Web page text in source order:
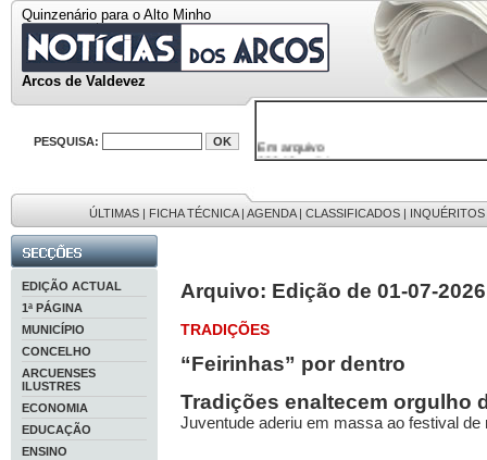
Quinzenário para o Alto Minho
Arcos de Valdevez
PESQUISA: Em arquivo
32646 notícias
9886 mensagens
201 registos
ÚLTIMAS | FICHA TÉCNICA| AGENDA| CLASSIFICADOS | INQUÉRITOS
EDIÇÃO ACTUAL
1ª PÁGINA
MUNICÍPIO
CONCELHO
ARCUENSES
ILUSTRES
ECONOMIA
EDUCAÇÃO
ENSINO
Arquivo: Edição de 01-07-2026
TRADIÇÕES
“Feirinhas” por dentro
Tradições enaltecem orgulho
Juventude aderiu em massa ao festival de